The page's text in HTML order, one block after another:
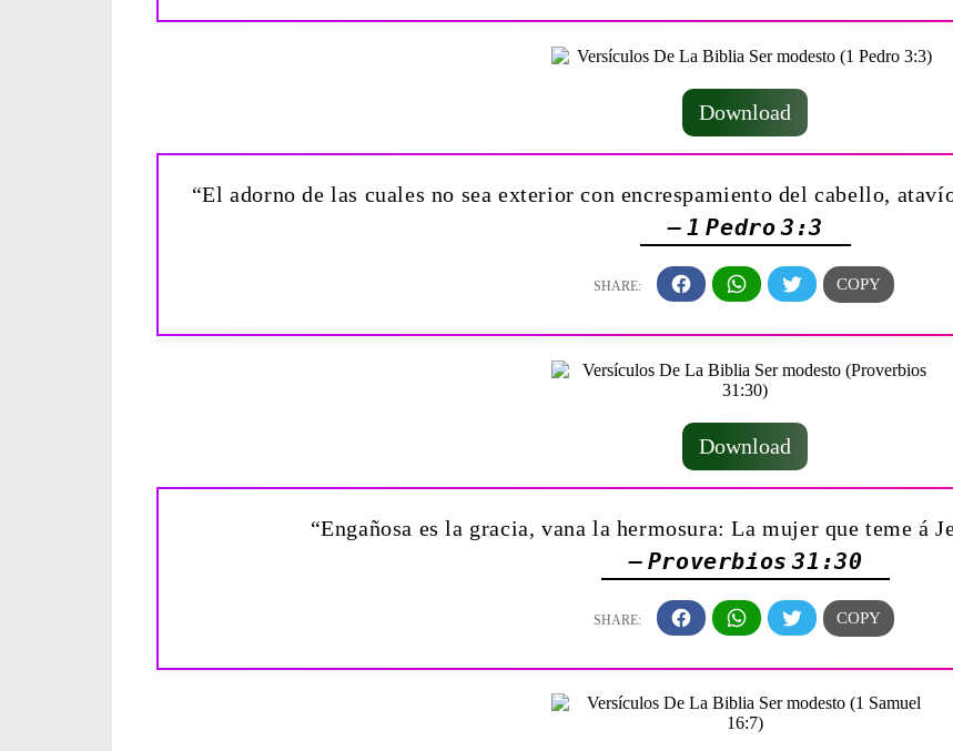
Download
“El adorno de las cuales no sea exterior con encrespamiento del cabello,
— 1 Pedro 3:3
Download
“Engañosa es la gracia, vana la hermosura: La mujer que teme á
— Proverbios 31:30